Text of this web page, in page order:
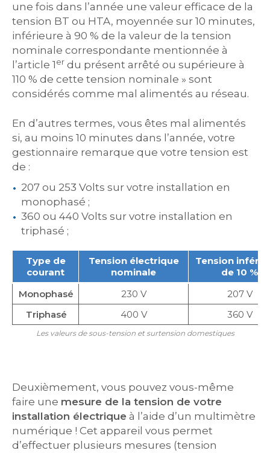
une fois dans l’année une valeur efficace de la
tension BT ou HTA, moyennée sur 10 minutes,
inférieure à 90 % de la valeur de la tension
nominale correspondante mentionnée à
l’article 1 er du présent arrêté ou supérieure à
110 % de cette tension nominale » sont
considérés comme mal alimentés au réseau.
En d’autres termes, vous êtes mal alimentés
si, au moins 10 minutes dans l’année, votre
gestionnaire remarque que votre tension est
de :
207 ou 253 Volts sur votre installation en
monophasé ;
360 ou 440 Volts sur votre installation en
triphasé ;
Type de
courant
Tension électrique
nominale
Tension
de 10 %
Monophasé
230 V
207 V
Triphasé
400 V 360 V
Les valeurs de sous-tension et surtension domestiques
Deuxièmement, vous pouvez vous-même
faire une mesure de la tension de votre
installation électrique à l’aide d’un multimètre
numérique ! Cet appareil vous permet
d’effectuer plusieurs mesures (tension